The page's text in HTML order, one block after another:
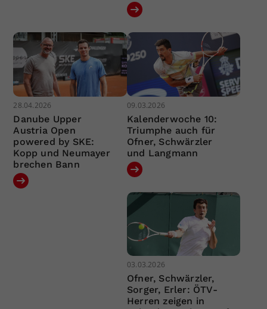
28.04.2026
Danube Upper
Austria Open
powered by SKE:
Kopp und Neumayer
brechen Bann
09.03.2026
Kalenderwoche 10:
Triumphe auch für
Ofner, Schwärzler
und Langmann
03.03.2026
Ofner, Schwärzler,
Sorger, Erler: ÖTV-
Herren zeigen in